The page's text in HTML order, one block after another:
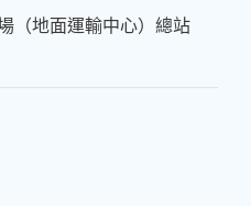
（地面運輸中心）總站